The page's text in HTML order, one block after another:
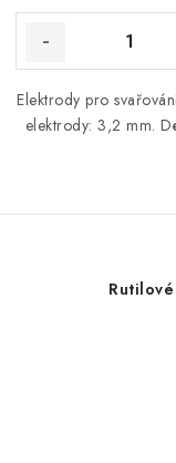
Elektrody pro
elektrody: 3,2 mm.